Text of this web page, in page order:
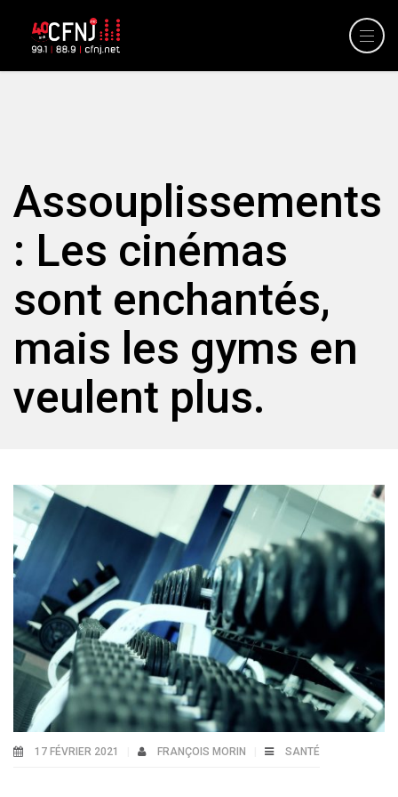
Assouplissements
: Les cinémas
sont enchantés,
mais les gyms en
veulent plus.
17 FÉVRIER 2021 FRANÇOIS MORIN SANTÉ